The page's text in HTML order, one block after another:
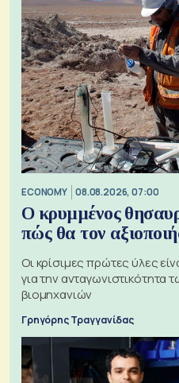
ECONOMY 08.08.2026, 07:00
Ο κρυμμένος
πώς θα τον
Οι κρίσιμες πρώτες ύλες
για την ανταγωνιστικότητα
βιομηχανιών
Γρηγόρης Τραγγανίδας